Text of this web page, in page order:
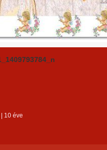
10 éve